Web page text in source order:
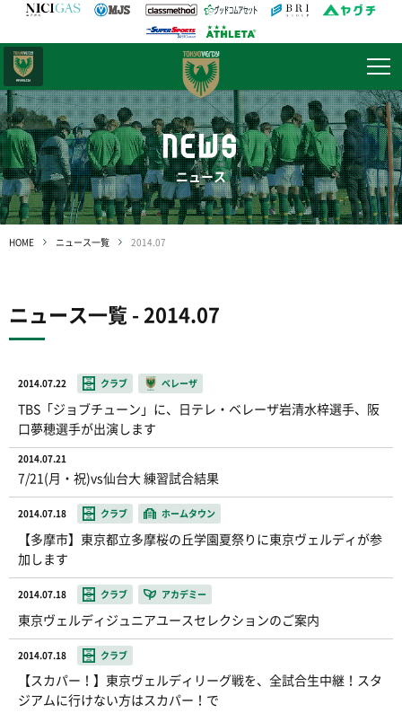
NEWS
ニュース
HOME ニュース一覧 2014.07
ニュース一覧 - 2014.07
2014.07.22 クラブ ベレーザ
TBS「ジョブチューン」に、日テレ・ベレーザ岩清水梓選手、阪
口夢穂選手が出演します
2014.07.21
7/21(月・祝)vs仙台大 練習試合結果
2014.07.18 クラブ ホームタウン
【多摩市】東京都立多摩桜の丘学園夏祭りに東京ヴェルディが参
加します
2014.07.18 クラブ アカデミー
東京ヴェルディジュニアユースセレクションのご案内
2014.07.18 クラブ
【スカパー！】東京ヴェルディリーグ戦を、全試合生中継！スタ
ジアムに行けない方はスカパー！で